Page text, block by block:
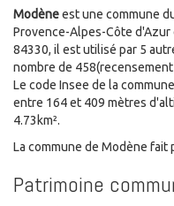
Modèneest une commune
Provence-Alpes-Côte d'Azur
84330, il est utilisé par 5
nombre de
Le code Insee de la
entre 164 et 409 mètres
4.73km².
La commune de Modène fait
Patrimoine